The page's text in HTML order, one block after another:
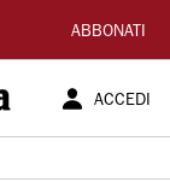
ABBONATI
ACCEDI